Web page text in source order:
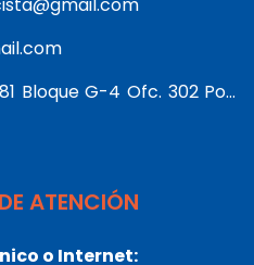
Calle 5 Sur No. 78 L-81 Bloque G-4 Ofc. 302 Portería 1 Banderas - Kennedy
ATENCIÓN
o Internet: